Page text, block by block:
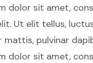
dolor sit amet,
Ut elit tellus,
mattis, pulvinar
dolor sit amet,